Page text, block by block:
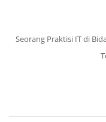
Seorang Praktisi IT di